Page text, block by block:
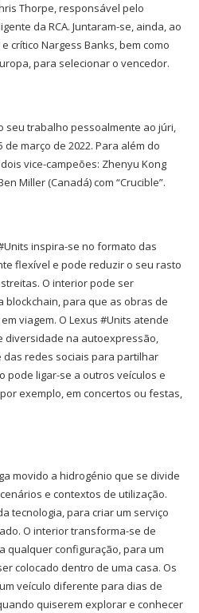
Thorpe, responsável pelo
da RCA. Juntaram-se, ainda, ao
crítico Nargess Banks, bem como
para selecionar o vencedor.
seu trabalho pessoalmente ao júri,
de março de 2022. Para além do
vice-campeões: Zhenyu Kong
Miller (Canadá) com “Crucible”.
inspira-se no formato das
flexível e pode reduzir o seu rasto
O interior pode ser
blockchain, para que as obras de
viagem. O Lexus #Units atende
diversidade na autoexpressão,
redes sociais para partilhar
pode ligar-se a outros veículos e
exemplo, em concertos ou festas,
movido a hidrogénio que se divide
e contextos de utilização.
tecnologia, para criar um serviço
O interior transforma-se de
qualquer configuração, para um
colocado dentro de uma casa. Os
veículo diferente para dias de
quiserem explorar e conhecer